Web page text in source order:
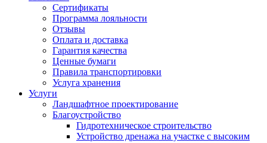
Сертификаты
Программа лояльности
Отзывы
Оплата и доставка
Гарантия качества
Ценные бумаги
Правила транспортировки
Услуга хранения
Услуги
Ландшафтное проектирование
Благоустройство
Гидротехническое строительство
Устройство дренажа на участке с высоким